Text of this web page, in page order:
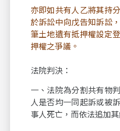
亦即如共有人乙將其持
於訴訟中向戊告知訴訟
筆土地遺有抵押權設定
押權之爭議。
法院判決：
一、法院為分割共有物
人是否均一同起訴或被
事人死亡，而依法追加